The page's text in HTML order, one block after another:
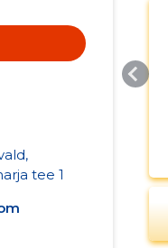
tee 1